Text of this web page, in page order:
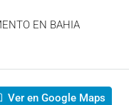
EN BAHIA
Ver en Google Maps